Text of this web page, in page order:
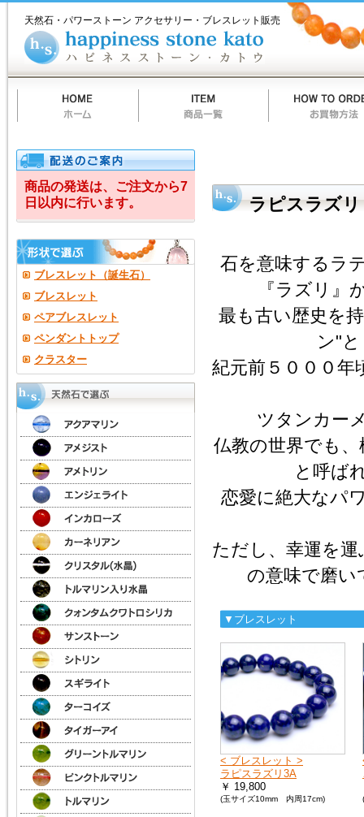
天然石・パワーストーン アクセサリー・ブレスレット販売
ハ
ピ
ネ
ト
ー
ン
カ
ト
ウ
（happiness
stone
kato）
ホ
商
お
質
当
内
お
ー
商品の発送は、ご注文から7
日以内に行います。
ブレスレット（誕生石）
ブレスレット
ペアブレスレット
ペンダントトップ
クラスター
ラピスラズリ
石を意味するラ
『ラズリ』
最も古い歴史を
ン"
紀元前５０００
ツタンカー
仏教の世界でも
と呼ば
恋愛に絶大なパ
ただし、幸運を
の意味で磨い
▼ブレスレット
< ブレスレット >
ラピスラズリ3A
￥ 19,800
(玉サイズ10mm 内周17cm)
ハ
ト